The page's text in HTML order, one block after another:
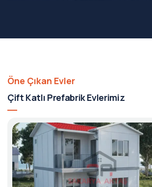
Öne Çıkan Evler
Çift Katlı Prefabrik Evlerimiz